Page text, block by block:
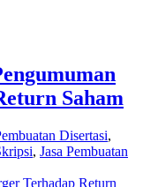
Saham
Disertasi,
, Jasa Pembuatan
Terhadap Return